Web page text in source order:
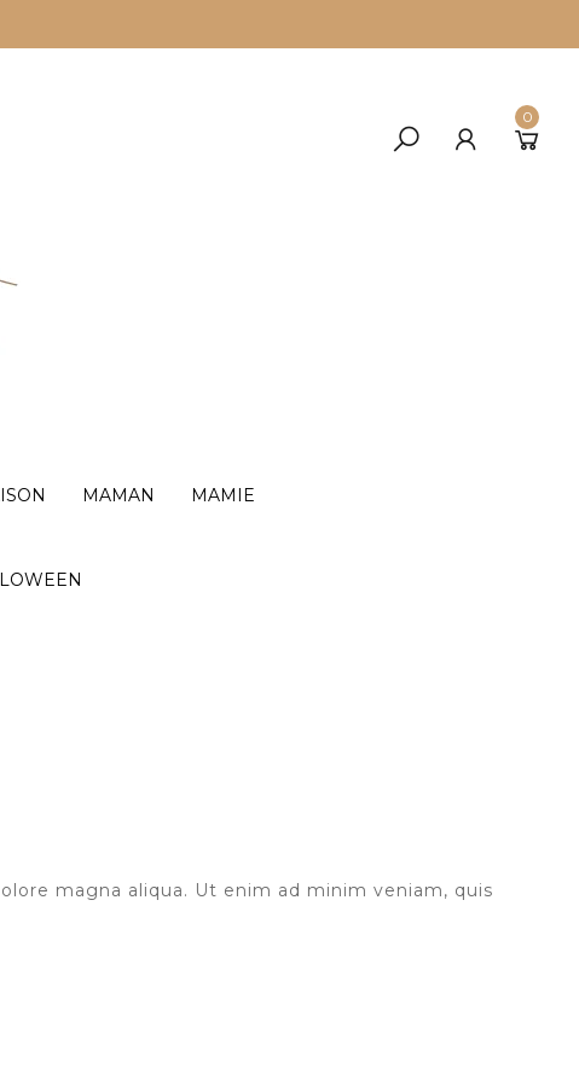
0
MAMAN MAMIE
magna aliqua. Ut enim ad minim veniam, quis